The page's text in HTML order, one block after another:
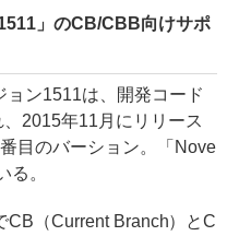
」のCB/CBB向けサポ
ン1511は、開発コード
2015年11月にリリース
目のバーション。「Nove
る。
（Current Branch）とC